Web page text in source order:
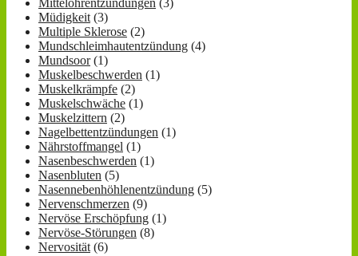
Müdigkeit (3)
Multiple Sklerose (2)
Mundschleimhautentzündung (4)
Mundsoor(1)
Muskelbeschwerden (1)
Muskelkrämpfe (2)
Muskelschwäche (1)
Muskelzittern (2)
Nagelbettentzündungen (1)
Nährstoffmangel (1)
Nasenbeschwerden (1)
Nasenbluten (5)
Nasennebenhöhlenentzündung (5)
Nervenschmerzen (9)
Nervöse Erschöpfung (1)
Nervöse-Störungen (8)
Nervosität (6)